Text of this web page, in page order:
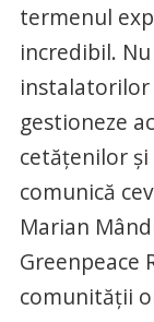
termenul
incredibil.
instalatorilor
gestioneze
cetățenilor
comunică
Marian
Greenpeace
comunității